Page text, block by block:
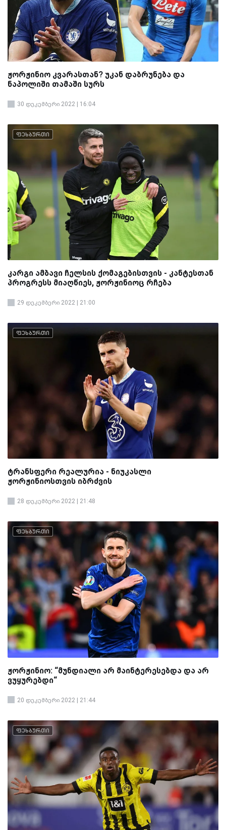
ჟორჟინიო კვარასთან? უკან დაბრუნება და
ნაპოლიში თამაში სურს
30 დეკემბერი 2022 | 16:04
ფეხბურთი
კარგი ამბავი ჩელსის ქომაგებისთვის - კანტესთან
პროგრესს მიაღწიეს, ჟორჟინიოც რჩება
29 დეკემბერი 2022 | 21:00
ფეხბურთი
ტრანსფერი რეალურია - ნიუკასლი
ჟორჟინიოსთვის იბრძვის
28 დეკემბერი 2022 | 21:48
ფეხბურთი
ჟორჟინიო: “მუნდიალი არ მაინტერესებდა და არ
ვუყურებდი“
20 დეკემბერი 2022 | 21:44
ფეხბურთი